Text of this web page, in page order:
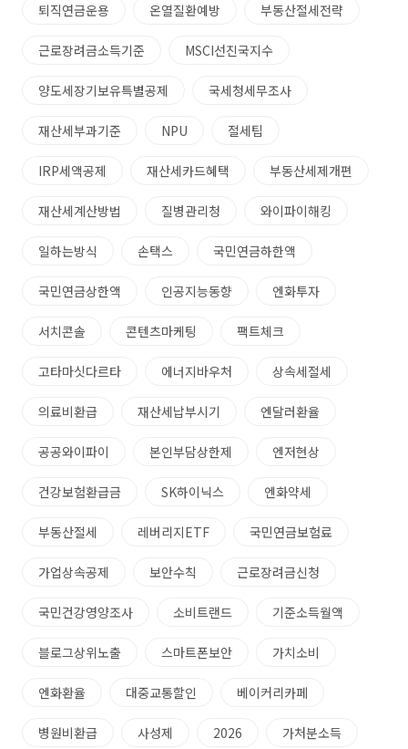
퇴직연금운용 온열질환예방 부동산절세전략
근로장려금소득기준 MSCI선진국지수
양도세장기보유특별공제 국세청세무조사
재산세부과기준 NPU 절세팁
IRP세액공제 재산세카드혜택 부동산세제개편
재산세계산방법 질병관리청 와이파이해킹
일하는방식 손택스 국민연금하한액
국민연금상한액 인공지능동향 엔화투자
서치콘솔 콘텐츠마케팅 팩트체크
고타마싯다르타 에너지바우처 상속세절세
의료비환급 재산세납부시기 엔달러환율
공공와이파이 본인부담상한제 엔저현상
건강보험환급금 SK하이닉스 엔화약세
부동산절세 레버리지ETF 국민연금보험료
가업상속공제 보안수칙 근로장려금신청
국민건강영양조사 소비트랜드 기준소득월액
블로그상위노출 스마트폰보안 가치소비
엔화환율 대중교통할인 베이커리카페
병원비환급 사성제 2026 가처분소득